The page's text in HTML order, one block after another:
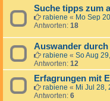
Suche tipps zum
rabiene « Mo Sep
Antworten: 18
Auswander
rabiene « So Aug
Antworten: 12
Erfagrungen mit
rabiene « Mi Jul 28,
Antworten: 6